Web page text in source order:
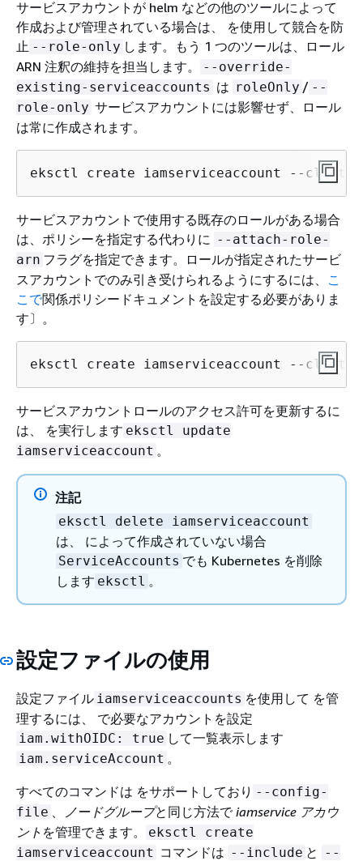
サービスアカウントが helm などの他のツールによって
作成および管理されている場合は、 を使用して競合を防
止 --role-only します。もう 1 つのツールは、ロール
ARN 注釈の維持を担当します。
--override-
existing-serviceaccounts は roleOnly / --
role-only サービスアカウントには影響せず、ロール
は常に作成されます。
eksctl create iamserviceaccount --
サービスアカウントで使用する既存のロールがある場合
は、ポリシーを指定する代わりに --attach-role-
arn フラグを指定できます。ロールが指定されたサービ
スアカウントでのみ引き受けられるようにするには、 こ
こで関係ポリシードキュメントを設定する必要がありま
す〕。
eksctl create iamserviceaccount --
サービスアカウントロールのアクセス許可を更新するに
は、 を実行します eksctl update
iamserviceaccount 。
注記
eksctl delete iamserviceaccount
は、 によって作成されていない場合
ServiceAccounts でも Kubernetes を削除
します eksctl 。
設定ファイルの使用
設定ファイル iamserviceaccounts を使用して を管
理するには、 で必要なアカウントを設定
iam.withOIDC: true して一覧表示します
iam.serviceAccount 。
すべてのコマンドは をサポートしており --config-
file
ノードグループと同じ方法でiamservice アカウ
ント を管理できます。
eksctl create
iamserviceaccount コマンドは --include と
--